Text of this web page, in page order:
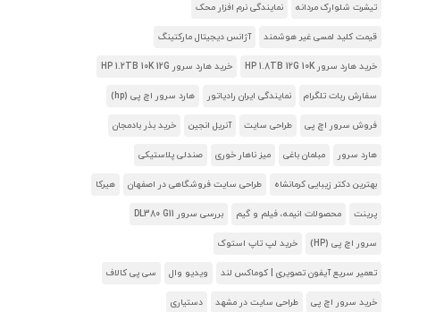
تیشرت شلوارک مردانه نمایندگی نرم افزار محک
قیمت کلید لمسی غیر هوشمند آژانس دیجیتال مارکتینگ
خرید هارد سرور HP 1.8TB 12G 10K خرید هارد سرور HP 1.2TB 10K 12G
سفارش ربات تلگرام نمایندگی ایران رادیاتور هارد سرور اچ پی (hp)
فروش سرور اچ پی طراحی سایت آنریل انجین خرید بذر بادمجان
هارد سرور مبلمان باغی میز ناهار خوری صندلی پلاستیکی
بهترین دکتر زیبایی کرمانشاه طراحی سایت فروشگاهی در اصفهان هیرکا
پرینت محصولات انیمه، فیلم و گیم بررسی سرور DL380 G11
سرور اچ پی (HP) خرید لپ تاپ استوک
تعمیر سریع آیفون تصویری | کوماکس لند ویدیو وال سی پی کالاف
خرید سرور اچ پی طراحی سایت در مشهد دستیاری